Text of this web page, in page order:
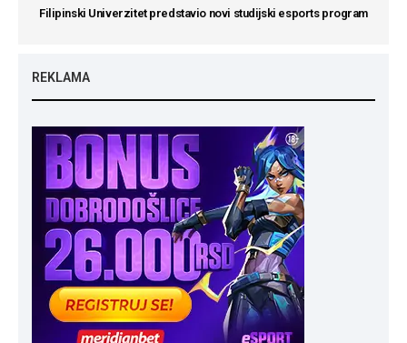
Filipinski Univerzitet predstavio novi studijski esports program
REKLAMA